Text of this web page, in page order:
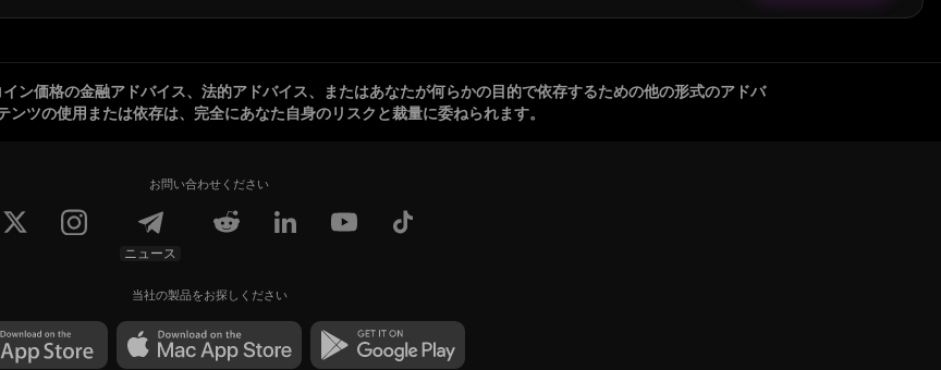
ン価格の金融アドバイス、法的アドバイス、またはあなたが何らかの目的で依存するための他の形式のアドバ
ツの使用または依存は、完全にあなた自身のリスクと裁量に委ねられます。
お問い合わせください
ニュース
当社の製品をお探しください